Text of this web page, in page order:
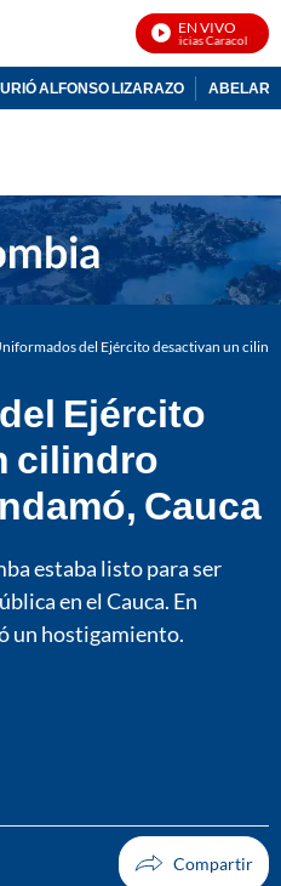
EN VIVO
Noticias Caracol En
ALFONSO LIZARAZO
del Ejército desactivan un
Ejército
cilindro
Cauca
estaba listo para ser
en el Cauca. En
un hostigamiento.